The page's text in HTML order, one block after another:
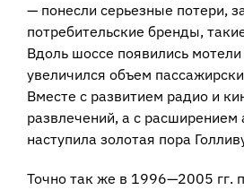
— понесли серьезные потери,
потребительские бренды,
Вдоль шоссе появились
увеличился объем
Вместе с развитием радио и
развлечений, а с расширением
наступила золотая пора
Точно так же в 1996—2005 гг.